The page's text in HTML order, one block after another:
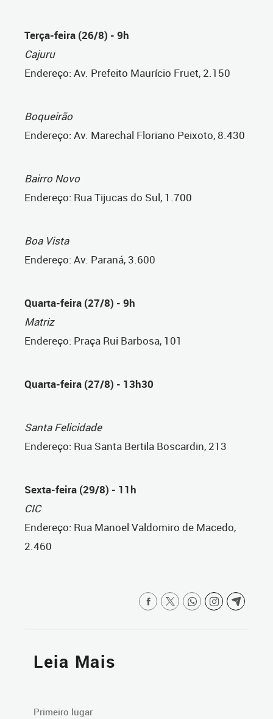
Terça-feira (26/8) - 9h
Cajuru
Endereço: Av. Prefeito Maurício Fruet, 2.150
Boqueirão
Endereço: Av. Marechal Floriano Peixoto, 8.430
Bairro Novo
Endereço: Rua Tijucas do Sul, 1.700
Boa Vista
Endereço: Av. Paraná, 3.600
Quarta-feira (27/8) - 9h
Matriz
Endereço: Praça Rui Barbosa, 101
Quarta-feira (27/8) - 13h30
Santa Felicidade
Endereço: Rua Santa Bertila Boscardin, 213
Sexta-feira (29/8) - 11h
CIC
Endereço: Rua Manoel Valdomiro de Macedo,
2.460
Leia Mais
Primeiro lugar